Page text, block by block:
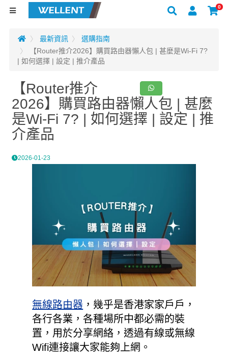
0
最新資訊
選購指南
【Router推介2026】購買路由器懶人包 | 甚麼是Wi-Fi 7?
| 如何選擇 | 設定 | 推介產品
【Router推介
2026】購買路由器懶人包 | 甚麼
是Wi-Fi 7? | 如何選擇 | 設定 | 推
介產品
2026-01-23
無線路由器 ，幾乎是香港家家戶戶，
各行各業，各種場所中都必需的裝
置，用於分享網絡，透過有線或無線
Wifi連接讓大家能夠上網。